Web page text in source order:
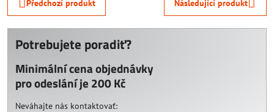
Předchozí produkt Následující produkt
Potrebujete poradiť?
Minimální cena objednávky
pro odeslání je 200 Kč
Neváhajte nás kontaktovať: